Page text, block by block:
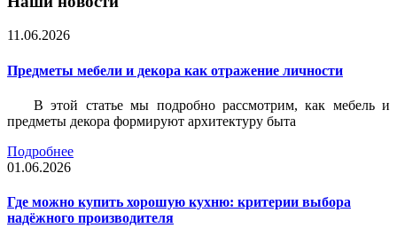
11.06.2026
Предметы мебели и декора как отражение личности
В этой статье мы подробно рассмотрим, как мебель и
предметы декора формируют архитектуру быта
Подробнее
01.06.2026
Где можно купить хорошую кухню: критерии выбора
надёжного производителя